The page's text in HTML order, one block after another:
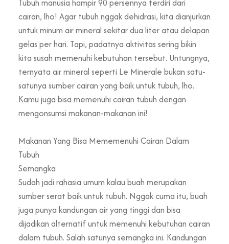
cairan, lho! Agar tubuh nggak dehidrasi, kita dianjurkan
untuk minum air mineral sekitar dua liter atau delapan
gelas per hari. Tapi, padatnya aktivitas sering bikin
kita susah memenuhi kebutuhan tersebut. Untungnya,
ternyata air mineral seperti Le Minerale bukan satu-
satunya sumber cairan yang baik untuk tubuh, lho.
Kamu juga bisa memenuhi cairan tubuh dengan
mengonsumsi makanan-makanan ini!
Makanan Yang Bisa Mememenuhi Cairan Dalam
Tubuh
Semangka
Sudah jadi rahasia umum kalau buah merupakan
sumber serat baik untuk tubuh. Nggak cuma itu, buah
juga punya kandungan air yang tinggi dan bisa
dijadikan alternatif untuk memenuhi kebutuhan cairan
dalam tubuh. Salah satunya semangka ini. Kandungan